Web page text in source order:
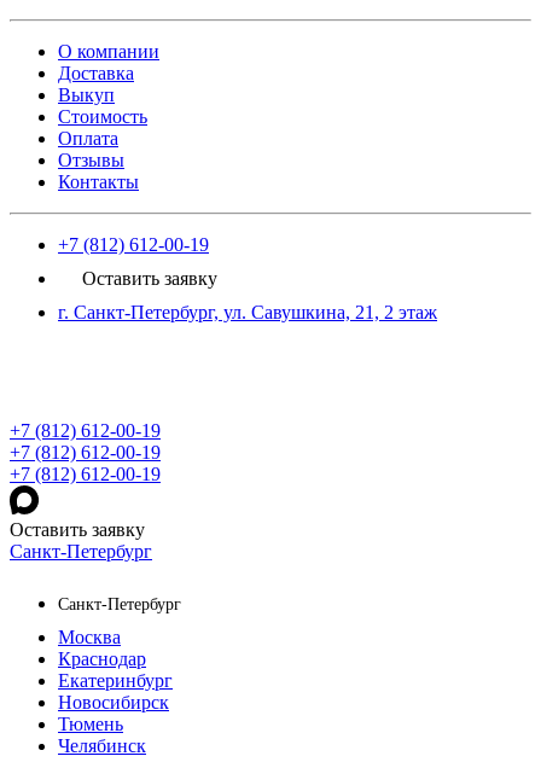
О компании
Доставка
Выкуп
Стоимость
Оплата
Отзывы
Контакты
+7 (812) 612-00-19
Оставить заявку
г. Санкт-Петербург, ул. Савушкина, 21, 2 этаж
+7 (812) 612-00-19
+7 (812) 612-00-19
+7 (812) 612-00-19
Оставить заявку
Санкт-Петербург
Санкт-Петербург
Москва
Краснодар
Екатеринбург
Новосибирск
Тюмень
Челябинск